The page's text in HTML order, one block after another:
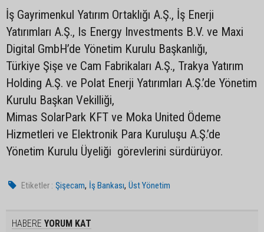
İş Gayrimenkul Yatırım Ortaklığı A.Ş., İş Enerji
Yatırımları A.Ş., Is Energy Investments B.V. ve Maxi
Digital GmbH’de Yönetim Kurulu Başkanlığı,
Türkiye Şişe ve Cam Fabrikaları A.Ş., Trakya Yatırım
Holding A.Ş. ve Polat Enerji Yatırımları A.Ş.’de Yönetim
Kurulu Başkan Vekilliği,
Mimas SolarPark KFT ve Moka United Ödeme
Hizmetleri ve Elektronik Para Kuruluşu A.Ş.’de
Yönetim Kurulu Üyeliği görevlerini sürdürüyor.
Etiketler : Şişecam, İş Bankası,Üst Yönetim
HABERE YORUM KAT